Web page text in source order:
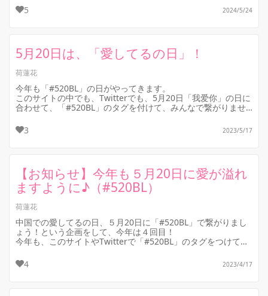
さて、ここ数年「ユーザー企画」や「Twitter企画」で続けて
きた「#520（愛してるの日）...
5 2024/5/24
5月20日は、「愛してるの日」！
荷蓮花
今年も「#520BL」の日がやってきます。
このサイトの中でも、Twitterでも、5月20日「我爱你」の日に
合わせて、「#520BL」のタグを付けて、みんなで繋がりませ
「我爱...
3 2023/5/17
【お知らせ】今年も５月20日に愛が溢れ
ますように♪（#520BL）
荷蓮花
中国での愛してるの日、５月20日に「#520BL」で繋がりまし
ょう！という企画をして、今年は４回目！
今年も、このサイトやTwitterで「#520BL」のタグをつけて下
...4 2023/4/17